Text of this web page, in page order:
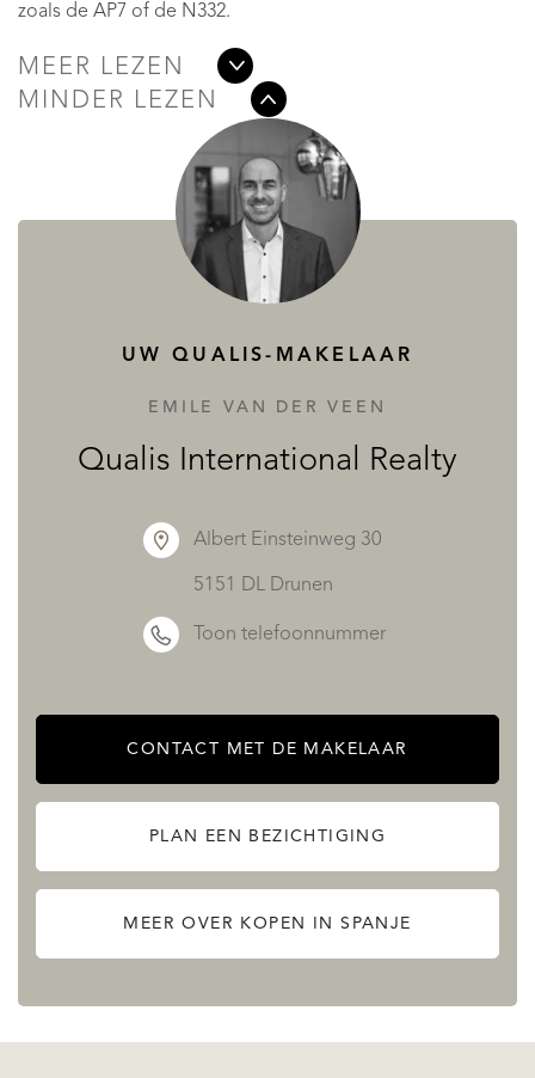
zoals de AP7 of de N332.
MEER LEZEN
MINDER LEZEN
UW QUALIS-MAKELAAR
EMILE VAN DER VEEN
Qualis International Realty
Albert Einsteinweg 30
5151 DL Drunen
Toon telefoonnummer
CONTACT MET DE MAKELAAR
PLAN EEN BEZICHTIGING
MEER OVER KOPEN IN SPANJE